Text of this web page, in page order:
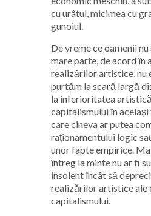
cu urâtul, micimea cu
gunoiul.
De vreme ce oamenii nu
mare parte, de acord în
realizărilor artistice, nu
purtăm la scară largă
la inferioritatea
capitalismului în
care cineva ar putea
raționamentului logic
unor fapte empirice.
întreg la minte nu ar fi
insolent încât să
realizărilor artistice ale
capitalismului.